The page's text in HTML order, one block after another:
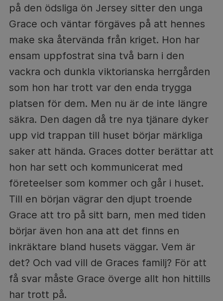
på den ödsliga ön Jersey sitter den unga
Grace och väntar förgäves på att hennes
make ska återvända från kriget. Hon har
ensam uppfostrat sina två barn i den
vackra och dunkla viktorianska herrgården
som hon har trott var den enda trygga
platsen för dem. Men nu är de inte längre
säkra. Den dagen då tre nya tjänare dyker
upp vid trappan till huset börjar märkliga
saker att hända. Graces dotter berättar att
hon har sett och kommunicerat med
företeelser som kommer och går i huset.
Till en början vägrar den djupt troende
Grace att tro på sitt barn, men med tiden
börjar även hon ana att det finns en
inkräktare bland husets väggar. Vem är
det? Och vad vill de Graces familj? För att
få svar måste Grace överge allt hon hittills
har trott på.